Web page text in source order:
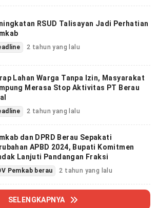
RSUD Talisayan Jadi Perhatian
2 tahun yang lalu
Lahan Warga Tanpa Izin, Masyarakat
Merasa Stop Aktivitas PT Berau
2 tahun yang lalu
dan DPRD Berau Sepakati
APBD 2024, Bupati Komitmen
Lanjuti Pandangan Fraksi
Pemkab berau 2 tahun yang lalu
SELENGKAPNYA